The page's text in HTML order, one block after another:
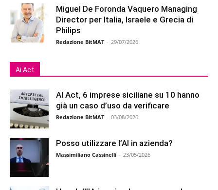
Miguel De Foronda Vaquero Managing
Director per Italia, Israele e Grecia di
Philips
Redazione BitMAT - 29/07/2026
Ai Act
AI Act, 6 imprese siciliane su 10 hanno
già un caso d’uso da verificare
Redazione BitMAT - 03/08/2026
Posso utilizzare l’AI in azienda?
Massimiliano Cassinelli - 23/05/2026